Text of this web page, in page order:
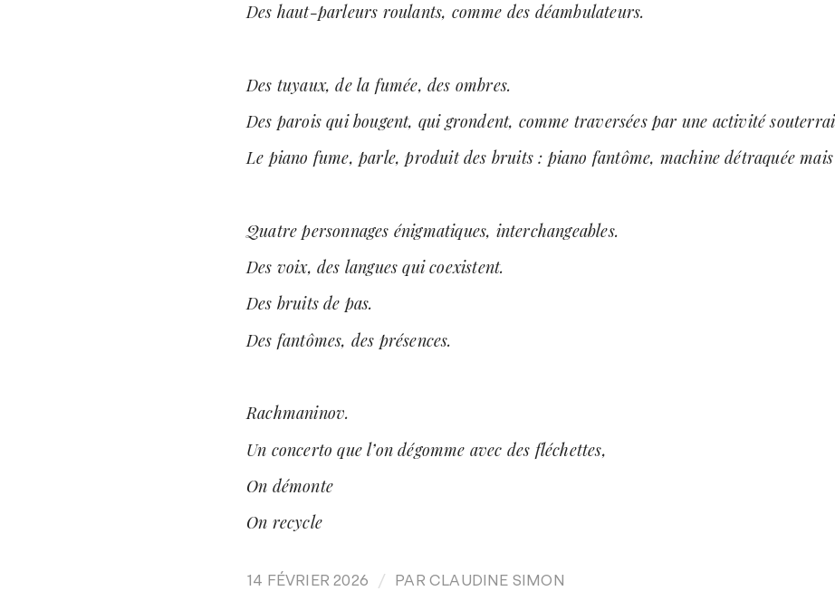
Des haut-parleurs roulants, comme des déambulateurs.
Des tuyaux, de la fumée, des ombres.
Des parois qui bougent, qui grondent, comme traversées par une activité
Le piano fume, parle, produit des bruits : piano fantôme, machine détraquée
Quatre personnages énigmatiques, interchangeables.
Des voix, des langues qui coexistent.
Des bruits de pas.
Des fantômes, des présences.
Rachmaninov.
Un concerto que l’on dégomme avec des fléchettes,
On démonte
On recycle
14 FÉVRIER 2026 / PARCLAUDINE SIMON